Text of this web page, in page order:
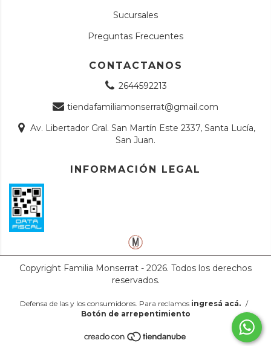
Sucursales
Preguntas Frecuentes
CONTACTANOS
2644592213
tiendafamiliamonserrat@gmail.com
Av. Libertador Gral. San Martín Este 2337, Santa Lucía,
San Juan.
INFORMACIÓN LEGAL
Copyright Familia Monserrat - 2026. Todos los derechos
reservados.
Defensa de las y los consumidores. Para reclamos ingresá acá. /
Botón de arrepentimiento